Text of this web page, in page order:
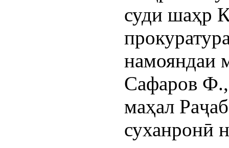
суди шаҳр
намояндаи
Сафаров
маҳал
суханронӣ